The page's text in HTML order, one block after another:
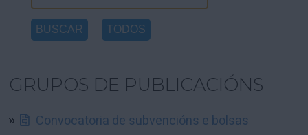
GRUPOS DE PUBLICACIÓNS
Convocatoria de subvencións e bolsas